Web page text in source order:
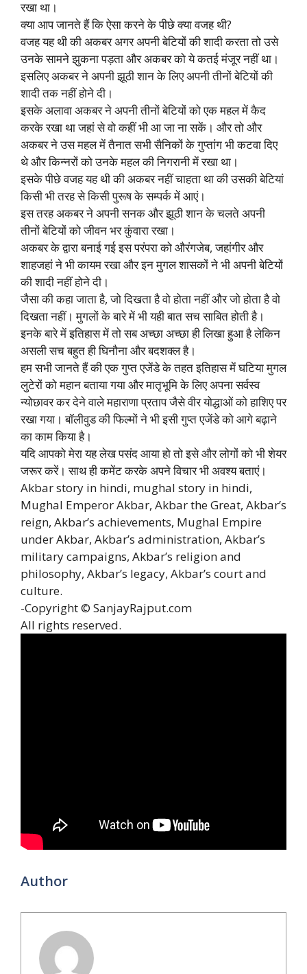
रखा था।
क्या आप जानते हैं कि ऐसा करने के पीछे क्या वजह थी?
वजह यह थी की अकबर अगर अपनी बेटियों की शादी करता तो उसे
उनके सामने झुकना पड़ता और अकबर को ये कतई मंजूर नहीं था।
इसलिए अकबर ने अपनी झूठी शान के लिए अपनी तीनों बेटियों की
शादी तक नहीं होने दी।
इसके अलावा अकबर ने अपनी तीनों बेटियों को एक महल में कैद
करके रखा था जहां से वो कहीं भी आ जा ना सकें। और तो और
अकबर ने उस महल में तैनात सभी सैनिकों के गुप्तांग भी कटवा दिए
थे और किन्नरों को उनके महल की निगरानी में रखा था।
इसके पीछे वजह यह थी की अकबर नहीं चाहता था की उसकी बेटियां
किसी भी तरह से किसी पुरूष के सम्पर्क में आएं।
इस तरह अकबर ने अपनी सनक और झूठी शान के चलते अपनी
तीनों बेटियों को जीवन भर कुंवारा रखा।
अकबर के द्वारा बनाई गई इस परंपरा को औरंगजेब, जहांगीर और
शाहजहां ने भी कायम रखा और इन मुगल शासकों ने भी अपनी बेटियों
की शादी नहीं होने दी।
जैसा की कहा जाता है, जो दिखता है वो होता नहीं और जो होता है वो
दिखता नहीं। मुगलों के बारे में भी यही बात सच साबित होती है।
इनके बारे में इतिहास में तो सब अच्छा अच्छा ही लिखा हुआ है लेकिन
असली सच बहुत ही घिनौना और बदशक्ल है।
हम सभी जानते हैं की एक गुप्त एजेंडे के तहत इतिहास में घटिया मुगल
लुटेरों को महान बताया गया और मातृभूमि के लिए अपना सर्वस्व
न्योछावर कर देने वाले महाराणा प्रताप जैसे वीर योद्धाओं को हाशिए पर
रखा गया। बॉलीवुड की फिल्मों ने भी इसी गुप्त एजेंडे को आगे बढ़ाने
का काम किया है।
यदि आपको मेरा यह लेख पसंद आया हो तो इसे और लोगों को भी शेयर
जरूर करें। साथ ही कमेंट करके अपने विचार भी अवश्य बताएं।
Akbar story in hindi, mughal story in hindi,
Mughal Emperor Akbar, Akbar the Great, Akbar’s
reign, Akbar’s achievements, Mughal Empire
under Akbar, Akbar’s administration, Akbar’s
military campaigns, Akbar’s religion and
philosophy, Akbar’s legacy, Akbar’s court and
culture.
-Copyright © SanjayRajput.com
All rights reserved.
Author